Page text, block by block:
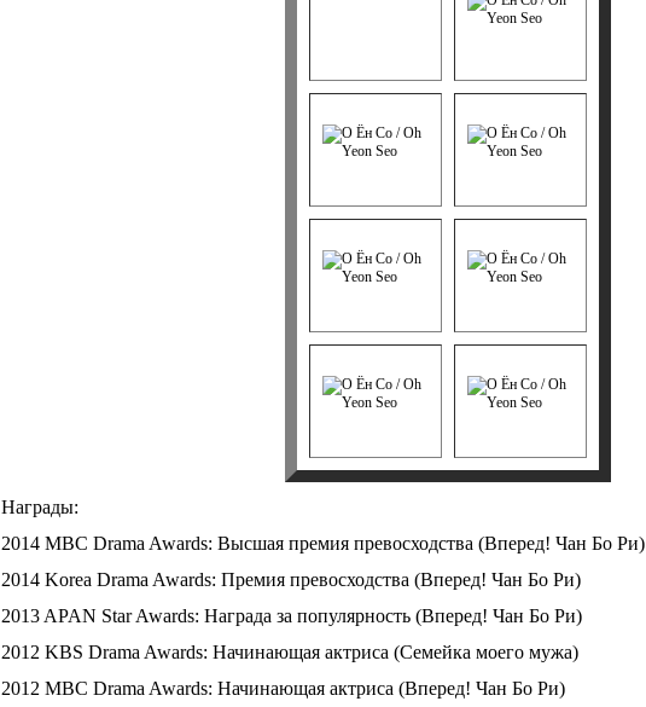
Награды:
2014 MBC Drama Awards: Высшая премия превосходства (Вперед! Чан Бо Ри)
2014 Korea Drama Awards: Премия превосходства (Вперед! Чан Бо Ри)
2013 APAN Star Awards: Награда за популярность (Вперед! Чан Бо Ри)
2012 KBS Drama Awards: Начинающая актриса (Семейка моего мужа)
2012 MBC Drama Awards: Начинающая актриса (Вперед! Чан Бо Ри)